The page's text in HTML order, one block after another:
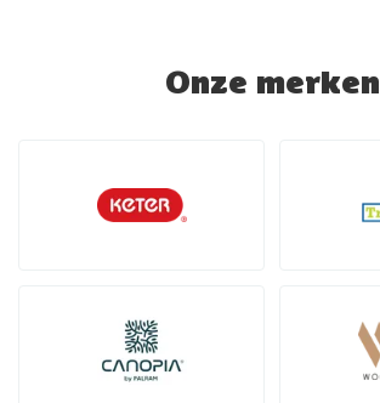
Onze merken